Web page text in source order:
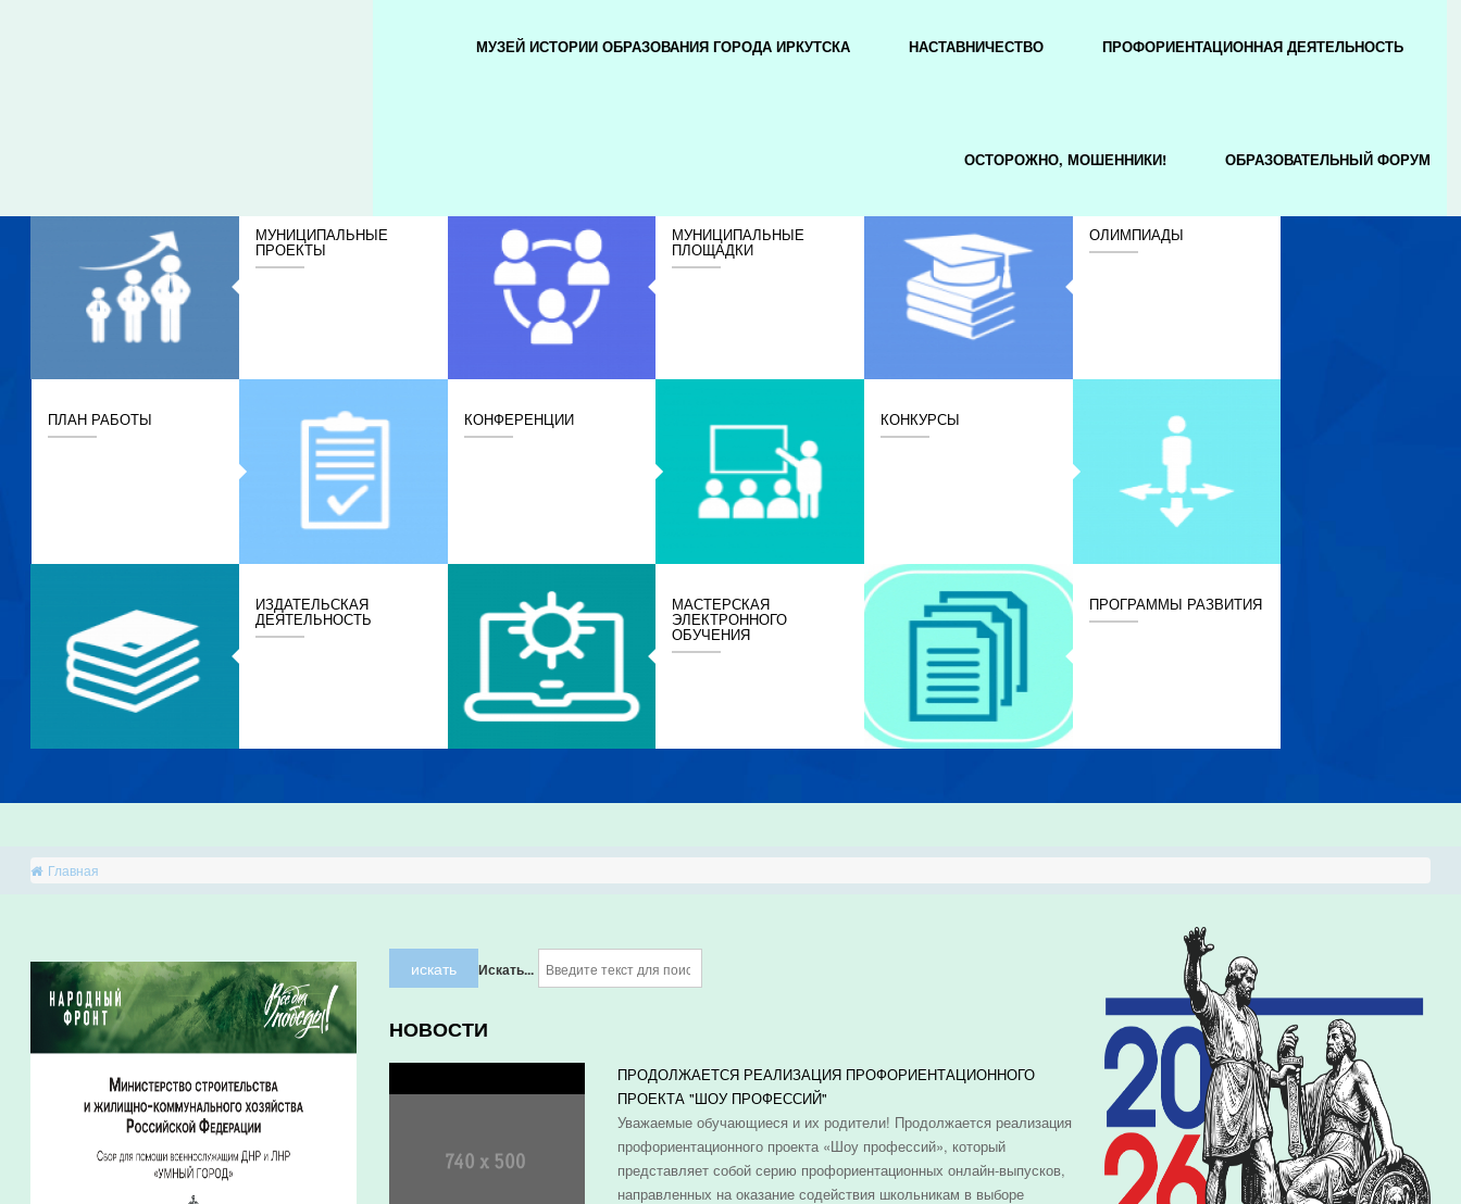
МУЗЕЙ ИСТОРИИ ОБРАЗОВАНИЯ ГОРОДА ИРКУТСКА НАСТАВНИЧЕСТВО ПРОФОРИЕНТАЦИОННАЯ ДЕЯТЕЛЬНОСТЬ
ОСТОРОЖНО, МОШЕННИКИ! ОБРАЗОВАТЕЛЬНЫЙ ФОРУМ
МУНИЦИПАЛЬНЫЕ
ПРОЕКТЫ
МУНИЦИПАЛЬНЫЕ
ПЛОЩАДКИ
ОЛИМПИАДЫ
КОНКУРСЫ
КОНФЕРЕНЦИИ
ПЛАН РАБОТЫ
ИЗДАТЕЛЬСКАЯ
ДЕЯТЕЛЬНОСТЬ
МАСТЕРСКАЯ
ЭЛЕКТРОННОГО
ОБУЧЕНИЯ
ПРОГРАММЫ РАЗВИТИЯ
Главная
искать Искать...
НОВОСТИ
ПРОДОЛЖАЕТСЯ РЕАЛИЗАЦИЯ ПРОФОРИЕНТАЦИОННОГО
ПРОЕКТА "ШОУ ПРОФЕССИЙ"
Уважаемые обучающиеся и их родители! Продолжается реализация
профориентационного проекта «Шоу профессий», который
представляет собой серию профориентационных онлайн-выпусков,
направленных на оказание содействия школьникам в выборе